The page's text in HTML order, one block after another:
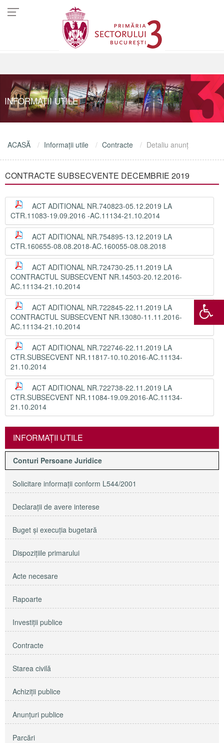
INFORMAŢII UTILE
ACASĂ Informaţii utile Contracte Detaliu anunţ
CONTRACTE SUBSECVENTE DECEMBRIE 2019
ACT ADITIONAL NR.740823-05.12.2019 LA
CTR.11083-19.09.2016 -AC.11134-21.10.2014
ACT ADITIONAL NR.754895-13.12.2019 LA
CTR.160655-08.08.2018-AC.160055-08.08.2018
ACT ADITIONAL NR.724730-25.11.2019 LA
CONTRACTUL SUBSECVENT NR.14503-20.12.2016-
AC.11134-21.10.2014
ACT ADITIONAL NR.722845-22.11.2019 LA
CONTRACTUL SUBSECVENT NR.13080-11.11.2016-
AC.11134-21.10.2014
ACT ADITIONAL NR.722746-22.11.2019 LA
CTR.SUBSECVENT NR.11817-10.10.2016-AC.11134-
21.10.2014
ACT ADITIONAL NR.722738-22.11.2019 LA
CTR.SUBSECVENT NR.11084-19.09.2016-AC.11134-
21.10.2014
INFORMAŢII UTILE
Conturi Persoane Juridice
Solicitare informaţii conform L544/2001
Declaraţii de avere interese
Buget şi execuţia bugetară
Dispoziţiile primarului
Acte necesare
Rapoarte
Investiţii publice
Contracte
Starea civilă
Achiziţii publice
Anunţuri publice
Parcări